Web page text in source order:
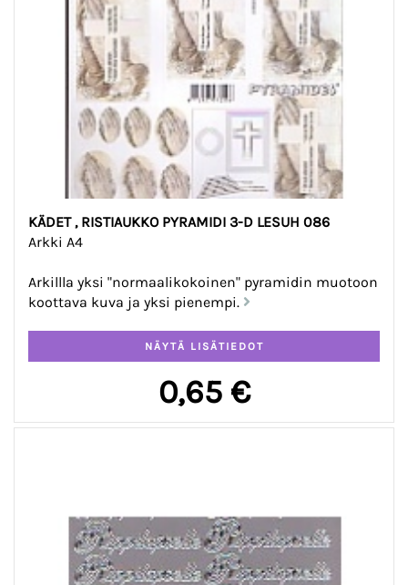
KÄDET , RISTIAUKKO PYRAMIDI 3-D LESUH 086
Arkki A4
Arkillla yksi "normaalikokoinen" pyramidin muotoon
koottava kuva ja yksi pienempi.
0,65 €